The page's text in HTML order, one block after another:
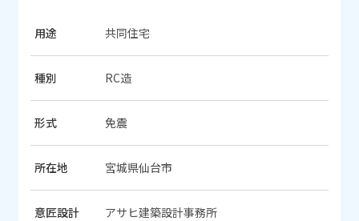
用途 共同住宅
種別 RC造
形式 免震
所在地 宮城県仙台市
意匠設計 アサヒ建築設計事務所